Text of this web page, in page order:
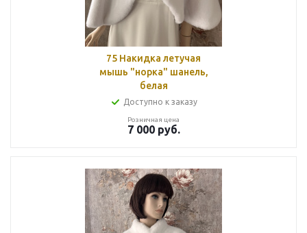
75 Накидка летучая
мышь "норка" шанель,
белая
Доступно к заказу
Розничная цена
7 000руб.